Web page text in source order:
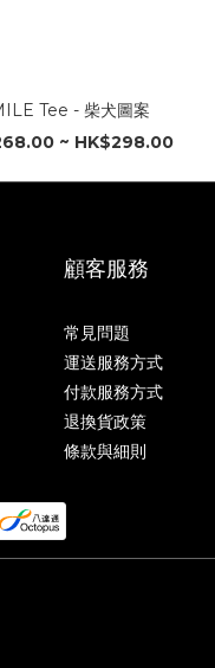
Tee - 柴犬圖案
~ HK$298.00
顧客服務
常見問題
運送服務方式
付款服務方式
退換貨政策
條款與細則